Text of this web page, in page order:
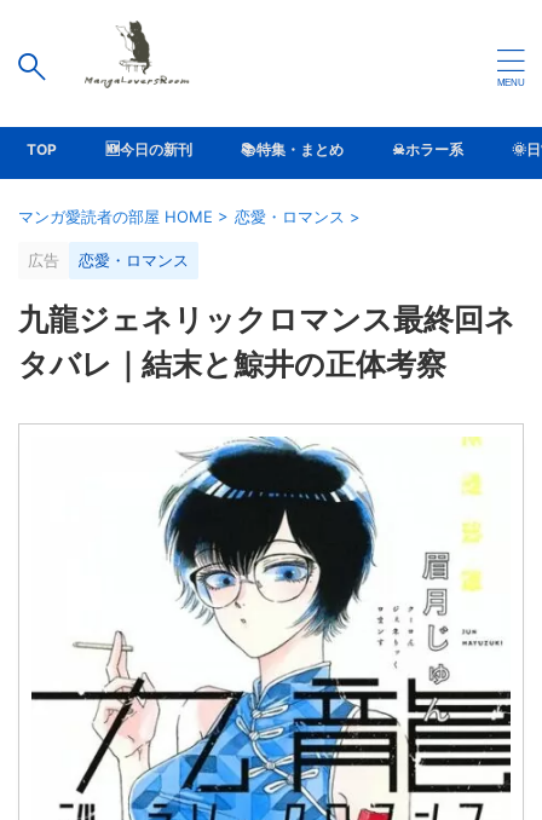
TOP 🆕今日の新刊 📚特集・まとめ ☠ホラー系 🌞
マンガ愛読者の部屋 HOME > 恋愛・ロマンス >
広告 恋愛・ロマンス
九龍ジェネリックロマンス最終回ネ
タバレ｜結末と鯨井の正体考察